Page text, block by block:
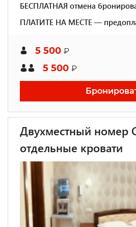
БЕСПЛАТНАЯ отмена
ПЛАТИТЕ НА МЕСТЕ —
5 500 ₽
5 500 ₽
Двухместный номер
отдельные кровати